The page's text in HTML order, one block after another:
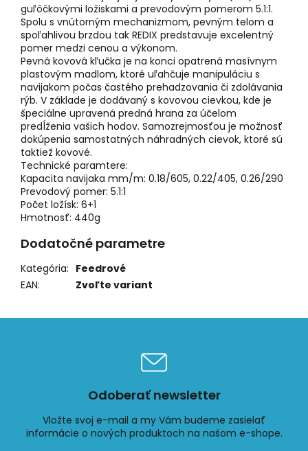
guľôčkovými ložiskami a prevodovým pomerom 5.1:1.
Spolu s vnútorným mechanizmom, pevným telom a
spoľahlivou brzdou tak REDIX predstavuje excelentný
pomer medzi cenou a výkonom.
Pevná kovová kľučka je na konci opatrená masívnym
plastovým madlom, ktoré uľahčuje manipuláciu s
navijakom počas častého prehadzovania či zdolávania
rýb. V základe je dodávaný s kovovou cievkou, kde je
špeciálne upravená predná hrana za účelom
predĺženia vašich hodov. Samozrejmosťou je možnosť
dokúpenia samostatných náhradných cievok, ktoré sú
taktiež kovové.
Technické paramtere:
Kapacita navijaka mm/m: 0.18/605, 0.22/405, 0.26/290
Prevodový pomer: 5.1:1
Počet ložísk: 6+1
Hmotnosť: 440g
Dodatočné parametre
Kategória: Feedrové
EAN: Zvoľte variant
Odoberať newsletter
Vložte svoj e-mail a my Vám budeme zasielať
informácie o nových produktoch na našom e-shope.